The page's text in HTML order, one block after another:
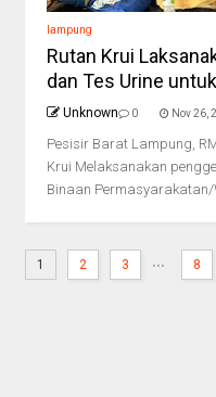
lampung
Rutan Krui
dan Tes Urine
Unknown 0 Nov 26,
Pesisir Barat Lampung,
Krui Melaksanakan
Binaan Permasyarakatan/
1 2 3 ... 8